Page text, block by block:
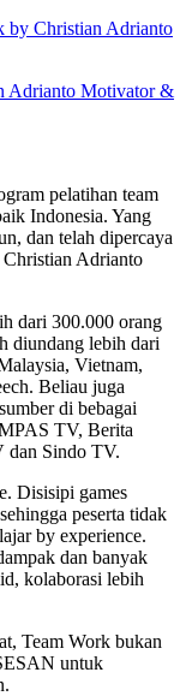
pelatihan team
Indonesia. Yang
dan telah dipercaya
Christian Adrianto
dari 300.000 orang
diundang lebih dari
Vietnam,
Beliau juga
di bebagai
TV, Berita
Sindo TV.
Disisipi games
peserta tidak
by experience.
dan banyak
kolaborasi lebih
Team Work bukan
untuk